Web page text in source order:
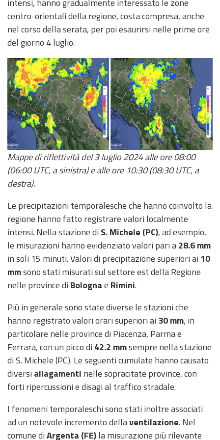
Aggiornamenti
Informazioni
utili
Domande
frequenti
Guida per gli
sviluppatori
Il progetto
Allerta
Meteo
Emilia-
Romagna
Contatti
intensi, hanno gradualmente interessato le zone
centro-orientali della regione, costa compresa, anche
nel corso della serata, per poi esaurirsi nelle prime ore
del giorno 4 luglio.
Mappe di riflettività del 3 luglio 2024 alle ore 08:00
(06:00 UTC, a sinistra) e alle ore 10:30 (08:30 UTC, a
destra).
Le precipitazioni temporalesche che hanno coinvolto la
regione hanno fatto registrare valori localmente
intensi. Nella stazione di S. Michele (PC), ad esempio,
le misurazioni hanno evidenziato valori pari a28.6mm
in soli 15 minuti. Valori di precipitazione superiori ai 10
mmsono stati misurati sul settore est della Regione
nelle province di Bolognae Rimini.
Più in generale sono state diverse le stazioni che
hanno registrato valori orari superiori ai 30 mm, in
particolare nelle province di Piacenza, Parma e
Ferrara, con un picco di 42.2 mmsempre nella stazione
di S. Michele (PC). Le seguenti cumulate hanno causato
diversi allagamenti nelle sopracitate province, con
forti ripercussioni e disagi al traffico stradale.
I fenomeni temporaleschi sono stati inoltre associati
ad un notevole incremento dellaventilazione. Nel
comune diArgenta (FE)la misurazione più rilevante